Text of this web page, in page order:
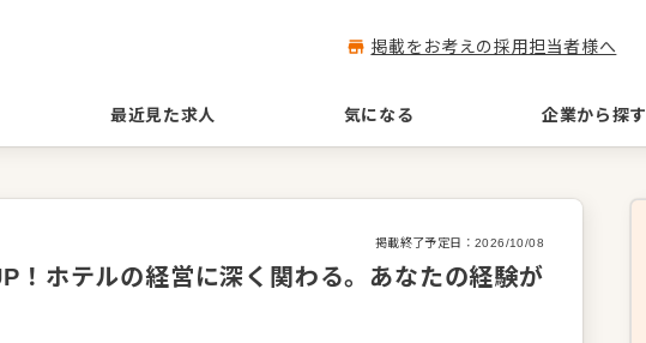
掲載をお考えの採用担当者様へ
最近見た求人 気になる 企業から探す
掲載終了予定日： 2026/10/08
！ホテルの経営に深く関わる。あなたの経験が